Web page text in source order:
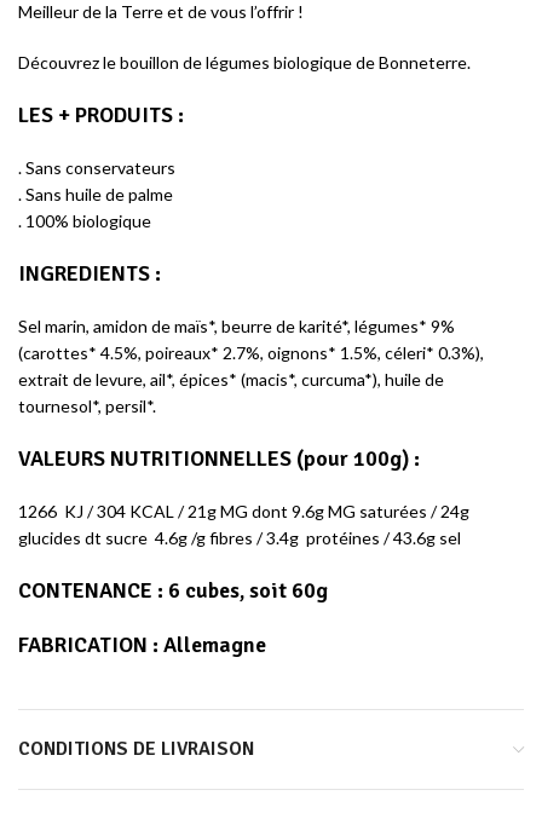
Meilleur de la Terre et de vous l’offrir !
Découvrez le bouillon de légumes biologique de Bonneterre.
LES + PRODUITS :
. Sans conservateurs
. Sans huile de palme
. 100% biologique
INGREDIENTS :
Sel marin, amidon de maïs*, beurre de karité*, légumes* 9%
(carottes* 4.5%, poireaux* 2.7%, oignons* 1.5%, céleri* 0.3%),
extrait de levure, ail*, épices* (macis*, curcuma*), huile de
tournesol*, persil*.
VALEURS NUTRITIONNELLES (pour 100g) :
1266 KJ / 304 KCAL / 21g MG dont 9.6g MG saturées / 24g
glucides dt sucre 4.6g /g fibres / 3.4g protéines / 43.6g sel
CONTENANCE : 6 cubes, soit 60g
FABRICATION : Allemagne
CONDITIONS DE LIVRAISON